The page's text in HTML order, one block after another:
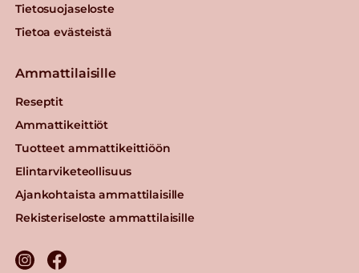
Tietosuojaseloste
Tietoa evästeistä
Ammattilaisille
Reseptit
Ammattikeittiöt
Tuotteet ammattikeittiöön
Elintarviketeollisuus
Ajankohtaista ammattilaisille
Rekisteriseloste ammattilaisille